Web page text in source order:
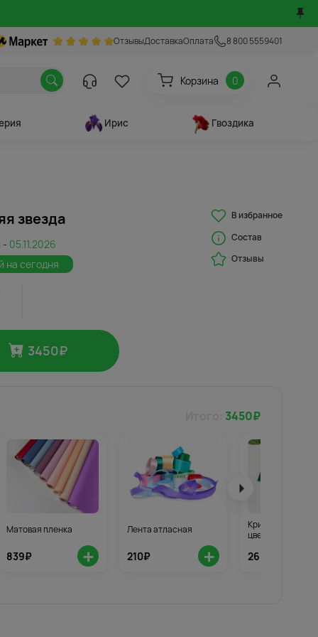
ОтзывыДоставкаОплата 8 800 5559401
Корзина 0
Ирис Гвоздика
звезда
- 05.11.2026
на сегодня
В избранное
Состав
Отзывы
3450₽
3450₽
Матовая пленка
839₽ +
Лента атласная
210₽ +
Кризал для
цветов 3шт.
268₽